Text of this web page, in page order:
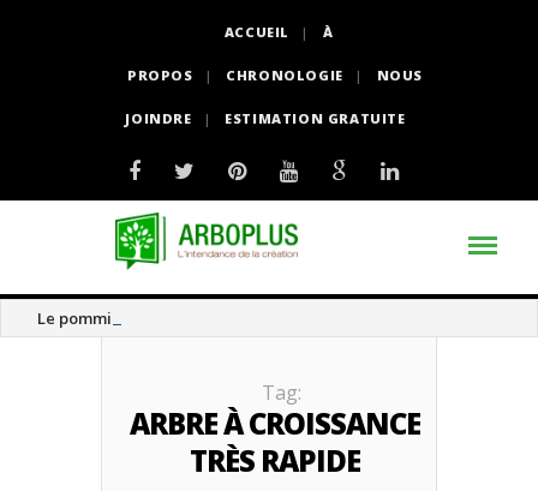
ACCUEIL À
PROPOS CHRONOLOGIE NOUS
JOINDRE ESTIMATION GRATUITE
Le pommier thé
Tag:
ARBRE À CROISSANCE
TRÈS RAPIDE